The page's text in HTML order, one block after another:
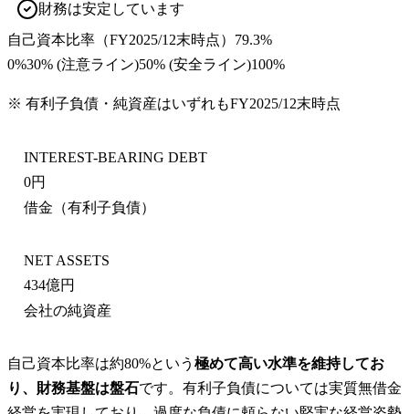
財務は安定しています
自己資本比率 （FY2025/12末時点） 79.3%
0%30% (注意ライン)50% (安全ライン)100%
※ 有利子負債・純資産はいずれもFY2025/12末時点
INTEREST-BEARING DEBT
0円
借金（有利子負債）
NET ASSETS
434億円
会社の純資産
自己資本比率は約80%という 極めて高い水準を維持してお
り、財務基盤は盤石です。有利子負債については実質無借金